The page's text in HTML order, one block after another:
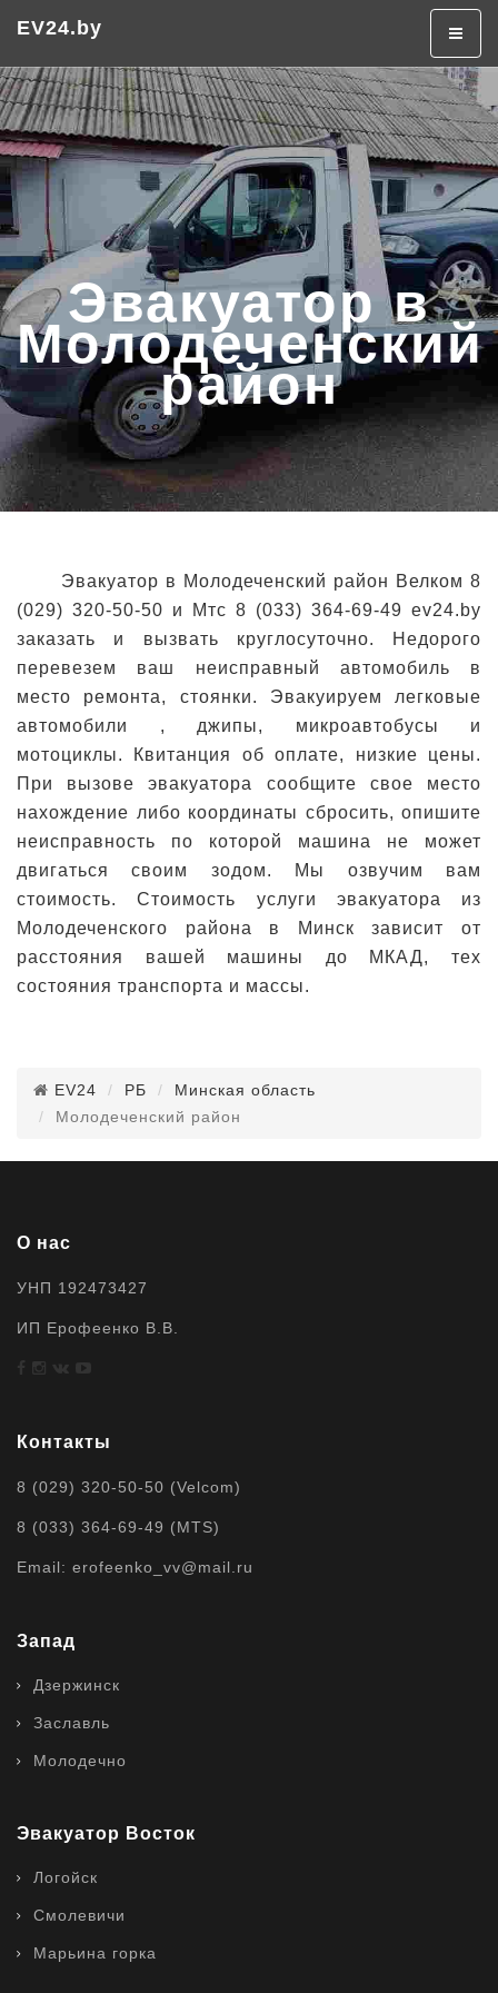
Эвакуатор в Минске
EV24.by
Эвакуатор в
Молодеченский
район
Эвакуатор в Молодеченский район Велком 8
(029) 320-50-50 и Мтс 8 (033) 364-69-49 ev24.by
заказать и вызвать круглосуточно. Недорого
перевезем ваш неисправный автомобиль в
место ремонта, стоянки. Эвакуируем легковые
автомобили , джипы, микроавтобусы и
мотоциклы. Квитанция об оплате, низкие цены.
При вызове эвакуатора сообщите свое место
нахождение либо координаты сбросить, опишите
неисправность по которой машина не может
двигаться своим зодом. Мы озвучим вам
стоимость. Стоимость услуги эвакуатора из
Молодеченского района в Минск зависит от
расстояния вашей машины до МКАД, тех
состояния транспорта и массы.
EV24 РБ
Минская область
Молодеченский район
О нас
УНП 192473427
ИП Ерофеенко В.В.
Контакты
8 (029) 320-50-50 (Velcom)
8 (033) 364-69-49 (MTS)
Email: erofeenko_vv@mail.ru
Запад
Дзержинск
Заславль
Молодечно
Эвакуатор Восток
Логойск
Смолевичи
Марьина горка